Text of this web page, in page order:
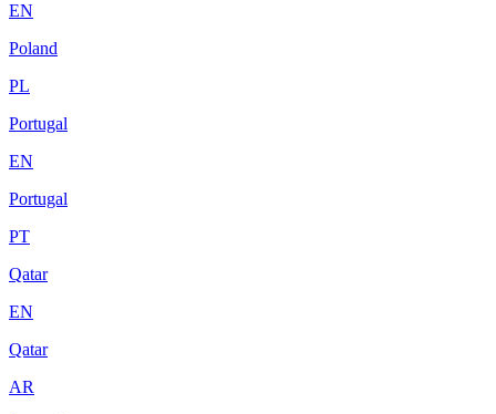
EN
Poland
PL
Portugal
EN
Portugal
PT
Qatar
EN
Qatar
AR